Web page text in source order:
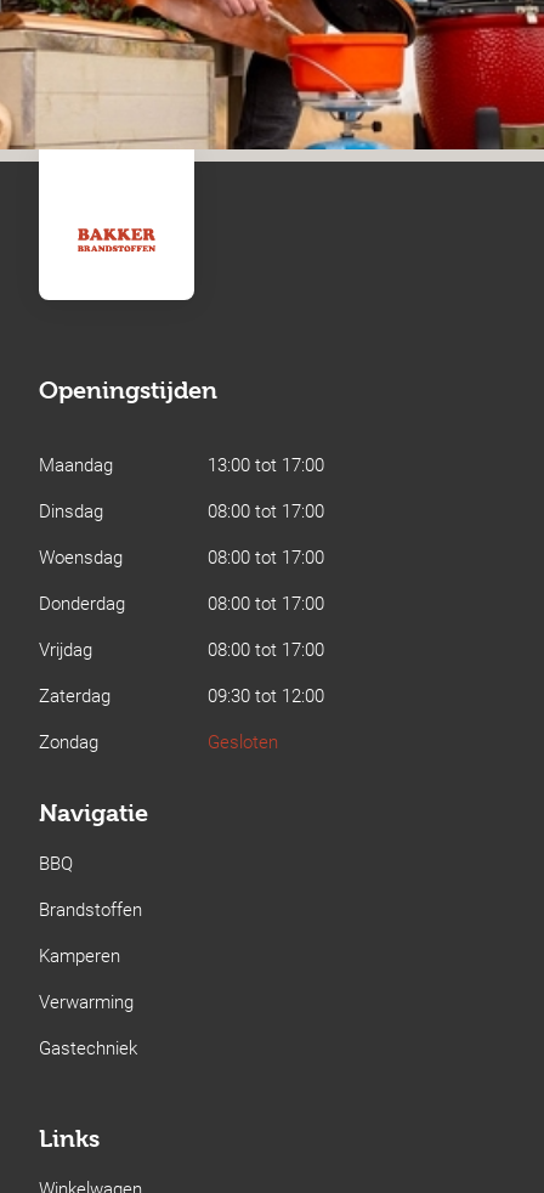
Openingstijden
Maandag
13:00 tot 17:00
Dinsdag
08:00 tot 17:00
Woensdag
08:00 tot 17:00
Donderdag
08:00 tot 17:00
Vrijdag
08:00 tot 17:00
Zaterdag
09:30 tot 12:00
Zondag
Gesloten
Navigatie
BBQ
Brandstoffen
Kamperen
Verwarming
Gastechniek
Links
Winkelwagen